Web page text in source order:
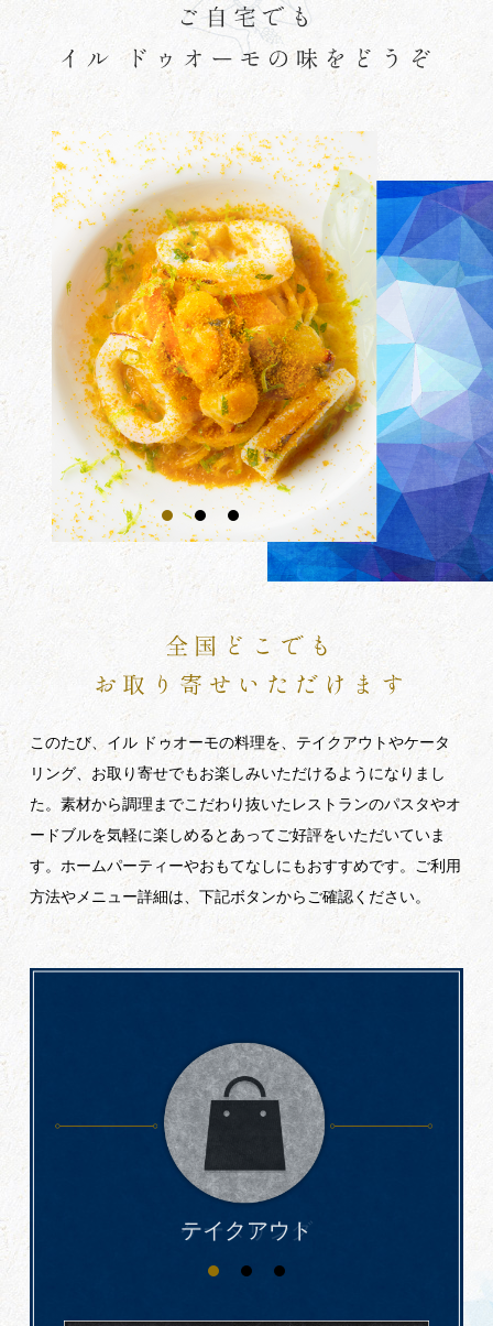
このたび、イル ドゥオーモの料理を、テイクアウトやケータ
リング、お取り寄せでもお楽しみいただけるようになりまし
た。素材から調理までこだわり抜いたレストランのパスタやオ
ードブルを気軽に楽しめるとあってご好評をいただいていま
す。ホームパーティーやおもてなしにもおすすめです。ご利用
方法やメニュー詳細は、下記ボタンからご確認ください。
テイクアウト